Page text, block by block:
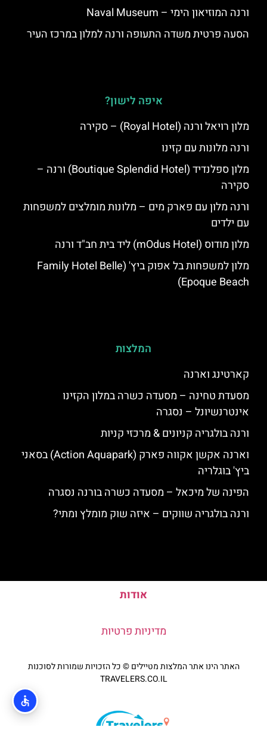
ורנה המוזיאון הימי – Naval Museum
הסעה פרטית משדה התעופה ורנה למלון במרכז העיר
איפה לישון?
מלון רויאל ורנה (Royal Hotel) – סקירה
ורנה מלונות עם קזינו
מלון ספלנדיד (Boutique Splendid Hotel) ורנה –
סקירה
ורנה מלון עם פארק מים – מלונות מומלצים למשפחות
עם ילדים
מלון מודוס (mOdus Hotel) ליד בית חב"ד ורנה
מלון למשפחות בל אפוק ביץ' (Family Hotel Belle
Epoque Beach)
המלצות
קארטינג וארנה
מסעדת טחינה – מסעדה כשרה במלון הקזינו
אינטרנשיונל – נסגרה
ורנה בולגריה קניונים & מרכזי קניות
וארנה אקשן אקווה פארק (Action Aquapark) בסאני
ביץ' בוגלריה
הפינה של מיכאל – מסעדה כשרה בורנה נסגרה
ורנה בולגריה שווקים – איזה שוק מומלץ ומתי?
אודות
מדיניות פרטיות
האתר הינו אתר המלצות מטיילים © כל הזכויות שמורות לסוכנות
TRAVELERS.CO.IL